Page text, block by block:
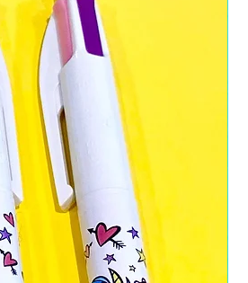
fabriqués sur place et
dans notre atelier à Vienne en
soigneusement nos
l'empreinte carbone et le
de nos textiles sont en
avec une couturière
produits.
mieux nos
tee-shirts Tootoons
lavage à l'envers à 30°C, ainsi
l'envers.